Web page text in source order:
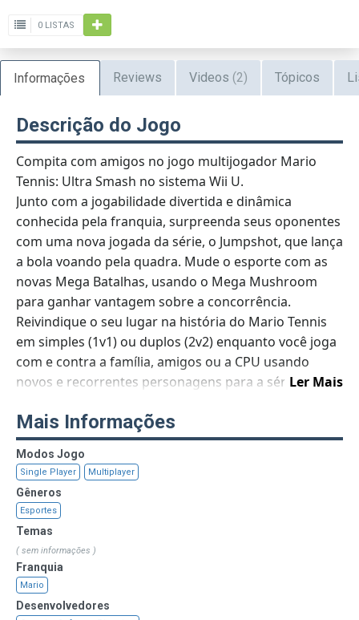
0 LISTAS
Informações Reviews Videos (2) Tópicos
Descrição do Jogo
Ler Mais
Compita com amigos no jogo multijogador Mario
Tennis: Ultra Smash no sistema Wii U.
Junto com a jogabilidade divertida e dinâmica
conhecida pela franquia, surpreenda seus oponentes
com uma nova jogada da série, o Jumpshot, que lança
a bola voando pela quadra. Mude o esporte com as
novas Mega Batalhas, usando o Mega Mushroom
para ganhar vantagem sobre a concorrência.
Reivindique o seu lugar na história do Mario Tennis
em simples (1v1) ou duplos (2v2) enquanto você joga
com e contra a família, amigos ou a CPU usando
novos e recorrentes personagens para a série.
Compita com amigos no jogo multijogador Mario
Tennis: Ultra Smash
Jogue contra amigos e familiares em partidas
multijogador. Jogue contra amigos e família em
partidas individuais (1v1) e duplas (2v2) como seu
personagem favorito do Mushroom Kingdom.
Controle cada movimento do seu personagem na
quadra, usando o tempo preciso e o tiro correto para
enganar seu oponente.
Use a nova técnica de Jumpshot para retornar tiros
Mais Informações
Modos Jogo
Single Player Multiplayer
Gêneros
Esportes
Temas
( sem informações )
Franquia
Mario
Desenvolvedores